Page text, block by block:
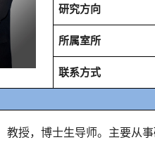
研究方向
所属室所
联系方式
教授，博士生导师。主要从事